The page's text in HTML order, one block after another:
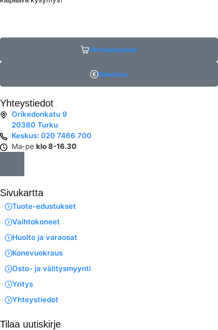
Verkkokauppa
Rahoitus
Yhteystiedot
Orikedonkatu 9
20380 Turku
Keskus: 020 7466 700
Ma-pe klo 8-16.30
Sivukartta
Tuote-edustukset
Vaihtokoneet
Huolto ja varaosat
Konevuokraus
Osto- ja välitysmyynti
Yritys
Yhteystiedot
Tilaa uutiskirje